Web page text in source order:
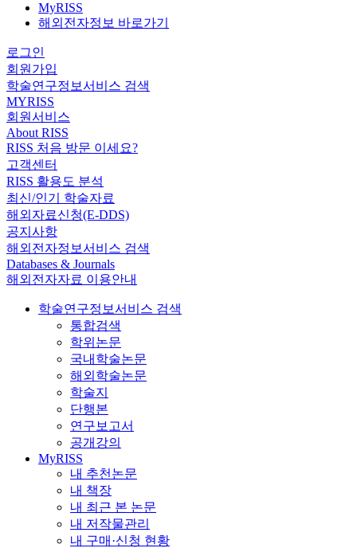
MyRISS
해외전자정보 바로가기
로그인
회원가입
학술연구정보서비스 검색
MYRISS
회원서비스
About RISS
RISS 처음 방문 이세요?
고객센터
RISS 활용도 분석
최신/인기 학술자료
해외자료신청(E-DDS)
공지사항
해외전자정보서비스 검색
Databases & Journals
해외전자자료 이용안내
학술연구정보서비스 검색
통합검색
학위논문
국내학술논문
해외학술논문
학술지
단행본
연구보고서
공개강의
MyRISS
내 추천논문
내 책장
내 최근 본 논문
내 저작물관리
내 구매·신청 현황